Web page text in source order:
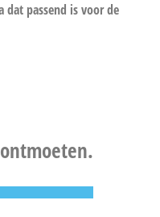
dat passend is voor de